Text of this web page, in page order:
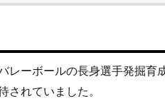
レーボールの長身選手発掘育
されていました。